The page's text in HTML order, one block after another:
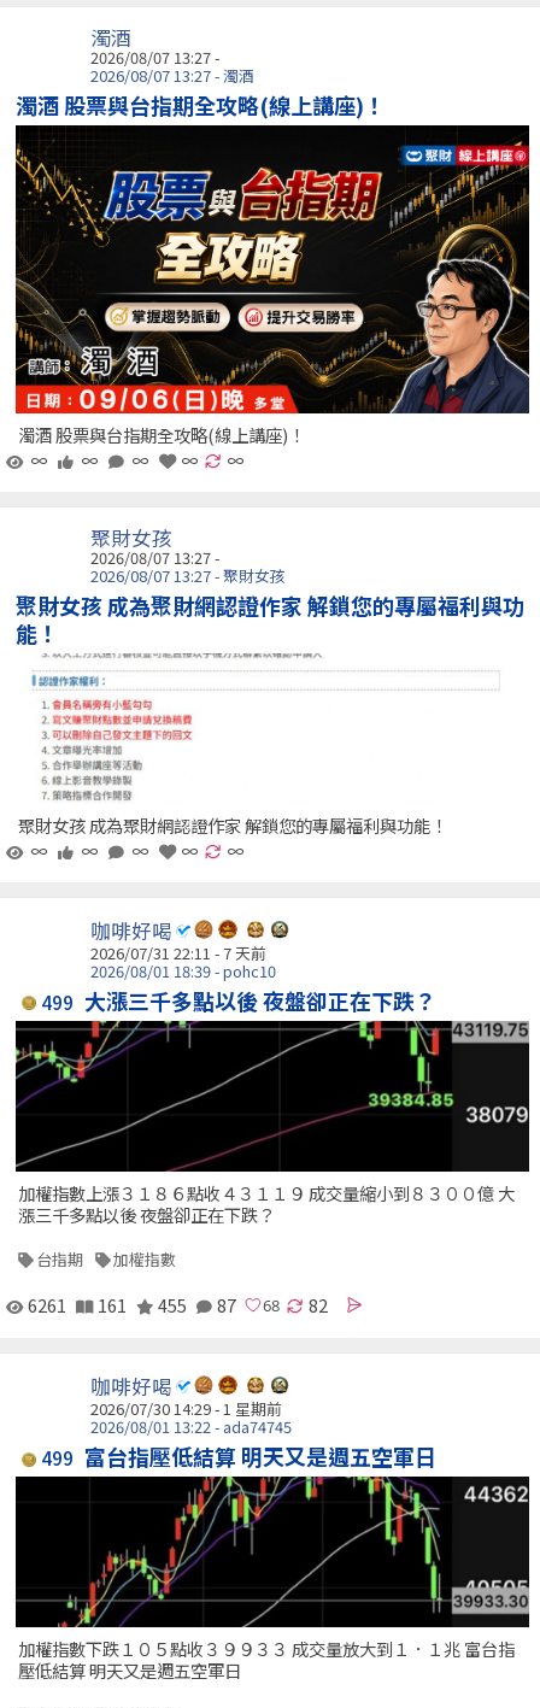
濁酒
2026/08/07 13:27 -
2026/08/07 13:27 - 濁酒
濁酒 股票與台指期全攻略(線上講座)！
濁酒 股票與台指期全攻略(線上講座)！
∞
∞ ∞ ∞ ∞
聚財女孩
2026/08/07 13:27 -
2026/08/07 13:27 - 聚財女孩
聚財女孩 成為聚財網認證作家 解鎖您的專屬福利與功
能！
聚財女孩 成為聚財網認證作家 解鎖您的專屬福利與功能！
∞
∞ ∞ ∞ ∞
咖啡好喝
2026/07/31 22:11 - 7 天前
2026/08/01 18:39 - pohc10
499 大漲三千多點以後 夜盤卻正在下跌？
加權指數上漲３１８６點收４３１１９ 成交量縮小到８３００億 大
漲三千多點以後 夜盤卻正在下跌？
台指期 加權指數
6261 161 455 87 82
咖啡好喝
2026/07/30 14:29 - 1 星期前
2026/08/01 13:22 - ada74745
499 富台指壓低結算 明天又是週五空軍日
加權指數下跌１０５點收３９９３３ 成交量放大到１．１兆 富台指
壓低結算 明天又是週五空軍日